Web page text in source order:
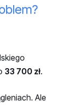
33 700 zł.
Ale